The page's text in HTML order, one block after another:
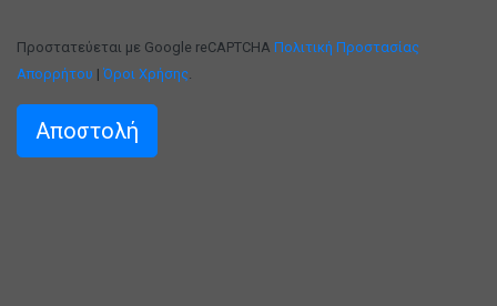
Προστατεύεται με Google reCAPTCHA Πολιτική Προστασίας
Απορρήτου | Όροι Χρήσης.